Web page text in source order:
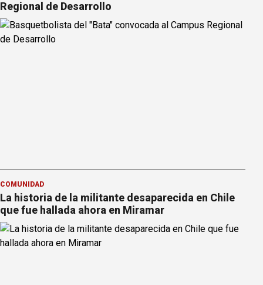
Regional de Desarrollo
COMUNIDAD
La historia de la militante desaparecida en Chile
que fue hallada ahora en Miramar